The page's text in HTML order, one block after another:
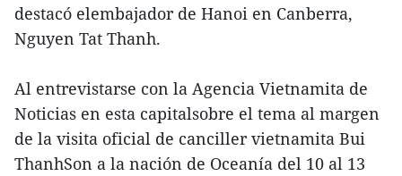
destacó elembajador de Hanoi en Canberra,
Nguyen Tat Thanh.
Al entrevistarse con la Agencia Vietnamita de
Noticias en esta capitalsobre el tema al margen
de la visita oficial de canciller vietnamita Bui
ThanhSon a la nación de Oceanía del 10 al 13